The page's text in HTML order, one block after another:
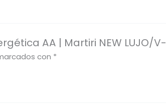
AA | Martiri NEW LUJO/
con *